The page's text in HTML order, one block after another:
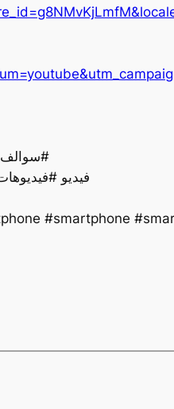
سوالف_تك #عملات_رقمية #ترند #تقنية #اخبار #ذكاءاصطناعي #تكنولوجيا #لايك#
فيديو
#smartphone